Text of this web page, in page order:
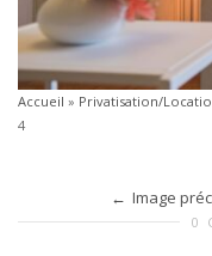
Accueil » Privatisation/
4
Image
0